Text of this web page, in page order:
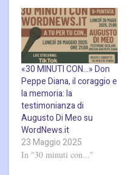
«30 MINUTI CON…» Don
Peppe Diana, il coraggio e
la memoria: la
testimonianza di
Augusto Di Meo su
WordNews.it
23 Maggio 2025
In "30 minuti con..."